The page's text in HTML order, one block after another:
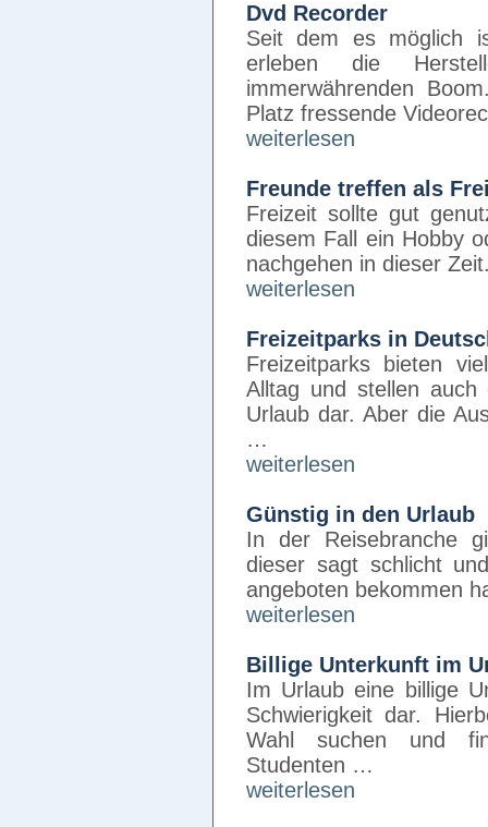
Dvd Recorder
Seit dem es möglich
erleben die
immerwährenden
Platz fressende
weiterlesen
Freunde treffen als
Freizeit sollte gut
diesem Fall ein Hobby
nachgehen in dieser
weiterlesen
Freizeitparks in
Freizeitparks bieten
Alltag und stellen auch
Urlaub dar. Aber die
…
weiterlesen
Günstig in den Urlaub
In der Reisebranche
dieser sagt schlicht
angeboten bekommen
weiterlesen
Billige Unterkunft im
Im Urlaub eine billige
Schwierigkeit dar.
Wahl suchen und
Studenten …
weiterlesen